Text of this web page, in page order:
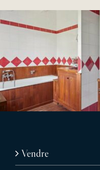
Vendre